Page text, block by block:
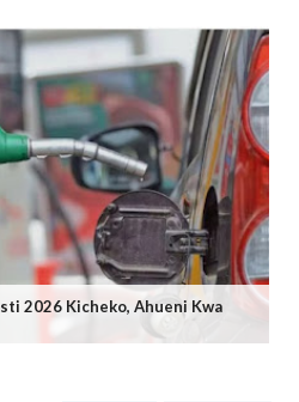
2026 Kicheko, Ahueni Kwa